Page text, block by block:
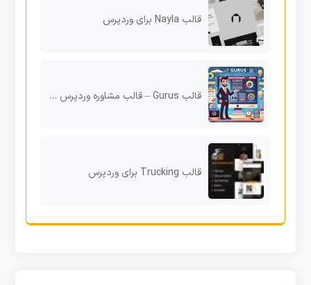
قالب Nayla برای وردپرس
قالب Gurus – قالب مشاوره وردپرس برای شرکت‌های حرفه‌ای، مشاوران مستقل و برندهای جدی
قالب Trucking برای وردپرس